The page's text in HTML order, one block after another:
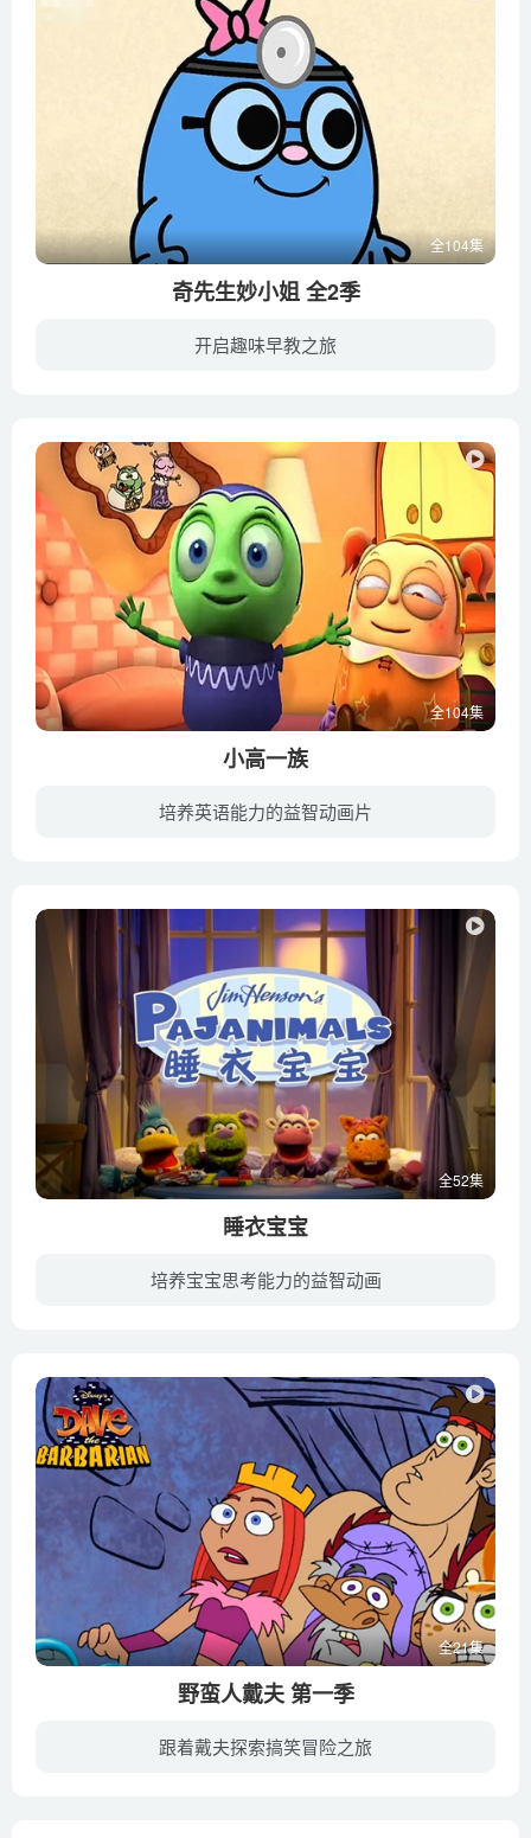
全104集
奇先生妙小姐 全2季
开启趣味早教之旅
全104集
小高一族
培养英语能力的益智动画片
全52集
睡衣宝宝
培养宝宝思考能力的益智动画
全21集
野蛮人戴夫 第一季
跟着戴夫探索搞笑冒险之旅